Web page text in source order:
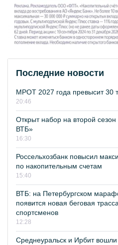
Последние новости
МРОТ 2027 года превысит 30
20:46
Открыт набор на второй
ВТБ»
16:30
Россельхозбанк повысил
по накопительным счетам
15:40
ВТБ: на Петербургском
появится новая беговая
спортсменов
12:28
Среднеуральск и Ирбит вошли